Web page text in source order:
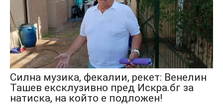
Силна музика, фекалии, рекет: Венелин
Ташев ексклузивно пред Искра.бг за
натиска, на който е подложен!